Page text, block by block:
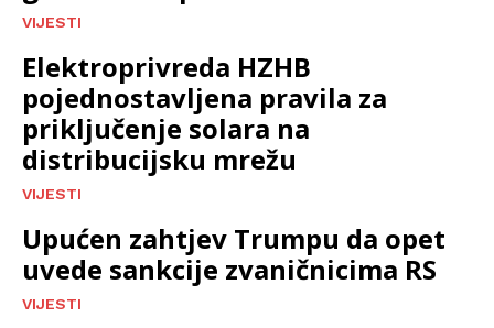
VIJESTI
Elektroprivreda HZHB
pojednostavljena pravila za
priključenje solara na
distribucijsku mrežu
VIJESTI
Upućen zahtjev Trumpu da opet
uvede sankcije zvaničnicima RS
VIJESTI